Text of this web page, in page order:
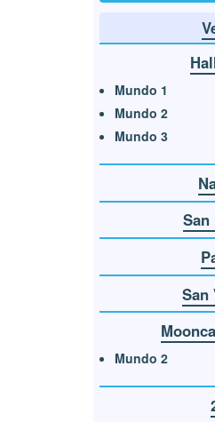
Mundo 1
Mundo 2
Mundo 3
San
Mundo 2